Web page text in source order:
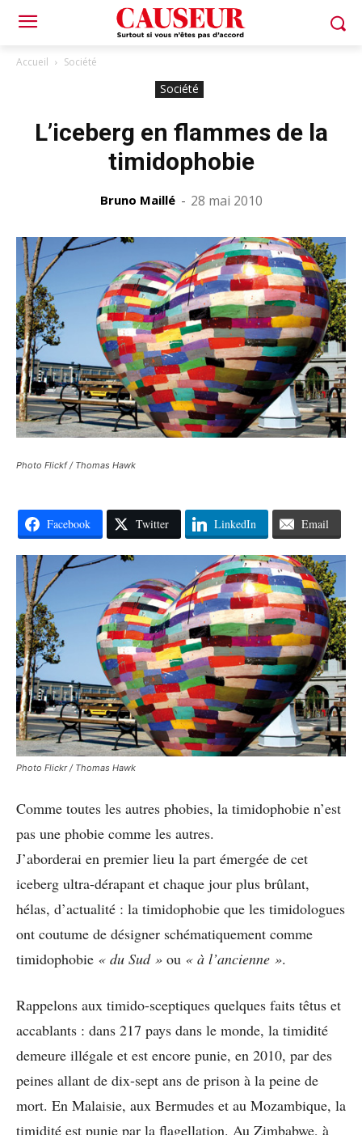
Accueil Société
Société
L’iceberg en flammes de la
timidophobie
Bruno Maillé - 28 mai 2010
Photo Flickf / Thomas Hawk
Facebook Twitter LinkedIn Email
Photo Flickr / Thomas Hawk
Comme toutes les autres phobies, la timidophobie n’est
pas une phobie comme les autres.
J’aborderai en premier lieu la part émergée de cet
iceberg ultra-dérapant et chaque jour plus brûlant,
hélas, d’actualité : la timidophobie que les timidologues
ont coutume de désigner schématiquement comme
timidophobie « du Sud » ou « à l’ancienne ».
Rappelons aux timido-sceptiques quelques faits têtus et
accablants : dans 217 pays dans le monde, la timidité
demeure illégale et est encore punie, en 2010, par des
peines allant de dix-sept ans de prison à la peine de
mort. En Malaisie, aux Bermudes et au Mozambique, la
timidité est punie par la flagellation. Au Zimbabwe, à